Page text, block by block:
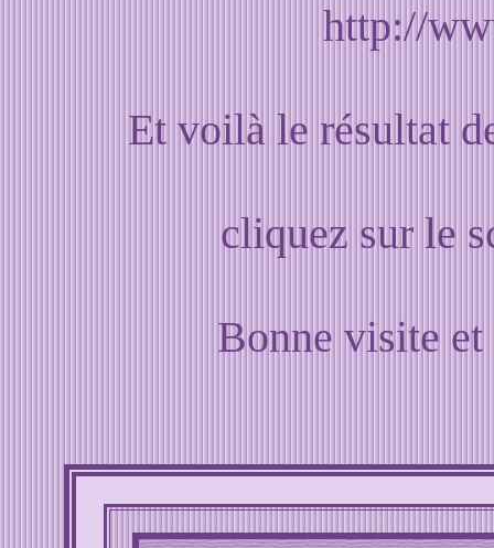
http://
Et voilà le résultat
cliquez sur le
Bonne visite